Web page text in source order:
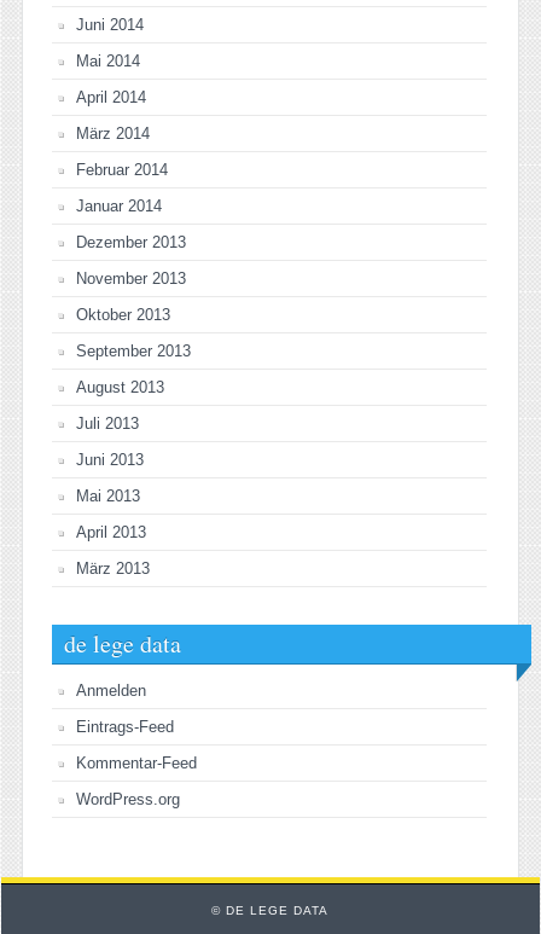
Juni 2014
Mai 2014
April 2014
März 2014
Februar 2014
Januar 2014
Dezember 2013
November 2013
Oktober 2013
September 2013
August 2013
Juli 2013
Juni 2013
Mai 2013
April 2013
März 2013
de lege data
Anmelden
Eintrags-Feed
Kommentar-Feed
WordPress.org
© DE LEGE DATA